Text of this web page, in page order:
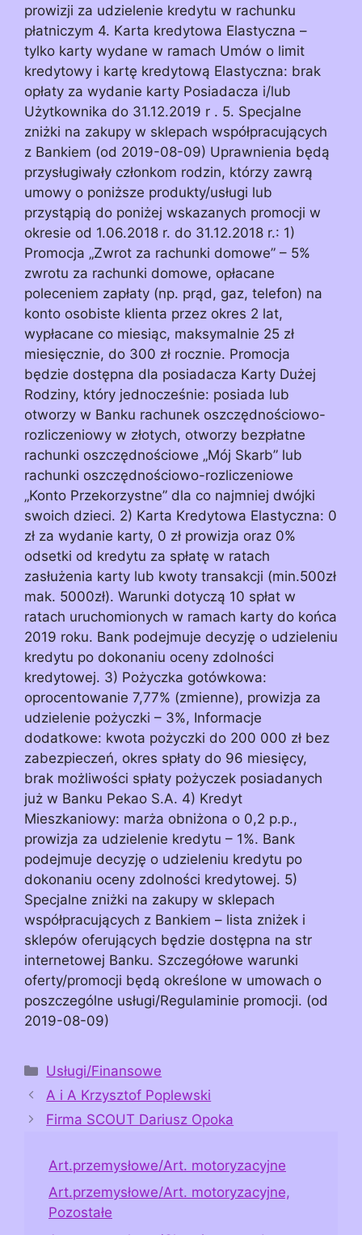
prowizji za udzielenie kredytu w rachunku
płatniczym 4. Karta kredytowa Elastyczna –
tylko karty wydane w ramach Umów o limit
kredytowy i kartę kredytową Elastyczna: brak
opłaty za wydanie karty Posiadacza i/lub
Użytkownika do 31.12.2019 r . 5. Specjalne
zniżki na zakupy w sklepach współpracujących
z Bankiem (od 2019-08-09) Uprawnienia będą
przysługiwały członkom rodzin, którzy zawrą
umowy o poniższe produkty/usługi lub
przystąpią do poniżej wskazanych promocji w
okresie od 1.06.2018 r. do 31.12.2018 r.: 1)
Promocja „Zwrot za rachunki domowe” – 5%
zwrotu za rachunki domowe, opłacane
poleceniem zapłaty (np. prąd, gaz, telefon) na
konto osobiste klienta przez okres 2 lat,
wypłacane co miesiąc, maksymalnie 25 zł
miesięcznie, do 300 zł rocznie. Promocja
będzie dostępna dla posiadacza Karty Dużej
Rodziny, który jednocześnie: posiada lub
otworzy w Banku rachunek oszczędnościowo-
rozliczeniowy w złotych, otworzy bezpłatne
rachunki oszczędnościowe „Mój Skarb” lub
rachunki oszczędnościowo-rozliczeniowe
„Konto Przekorzystne” dla co najmniej dwójki
swoich dzieci. 2) Karta Kredytowa Elastyczna: 0
zł za wydanie karty, 0 zł prowizja oraz 0%
odsetki od kredytu za spłatę w ratach
zasłużenia karty lub kwoty transakcji (min.500zł
mak. 5000zł). Warunki dotyczą 10 spłat w
ratach uruchomionych w ramach karty do końca
2019 roku. Bank podejmuje decyzję o udzieleniu
kredytu po dokonaniu oceny zdolności
kredytowej. 3) Pożyczka gotówkowa:
oprocentowanie 7,77% (zmienne), prowizja za
udzielenie pożyczki – 3%, Informacje
dodatkowe: kwota pożyczki do 200 000 zł bez
zabezpieczeń, okres spłaty do 96 miesięcy,
brak możliwości spłaty pożyczek posiadanych
już w Banku Pekao S.A. 4) Kredyt
Mieszkaniowy: marża obniżona o 0,2 p.p.,
prowizja za udzielenie kredytu – 1%. Bank
podejmuje decyzję o udzieleniu kredytu po
dokonaniu oceny zdolności kredytowej. 5)
Specjalne zniżki na zakupy w sklepach
współpracujących z Bankiem – lista zniżek i
sklepów oferujących będzie dostępna na str
internetowej Banku. Szczegółowe warunki
oferty/promocji będą określone w umowach o
poszczególne usługi/Regulaminie promocji. (od
2019-08-09)
Kategorie
Usługi/Finansowe
A i A Krzysztof Poplewski
Firma SCOUT Dariusz Opoka
Art.przemysłowe/Art. motoryzacyjne
Art.przemysłowe/Art. motoryzacyjne,
Pozostałe